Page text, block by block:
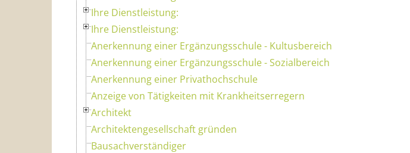
Ihre Dienstleistung:
Ihre Dienstleistung:
Anerkennung einer Ergänzungsschule - Kultusbereich
Anerkennung einer Ergänzungsschule - Sozialbereich
Anerkennung einer Privathochschule
Anzeige von Tätigkeiten mit Krankheitserregern
Architekt
Architektengesellschaft gründen
Bausachverständiger